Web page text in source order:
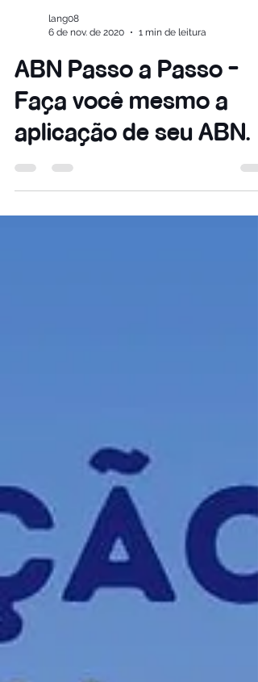
6 de nov. de 2020
1 min de leitura
ABN Passo a Passo -
Faça você mesmo a
aplicação de seu ABN.